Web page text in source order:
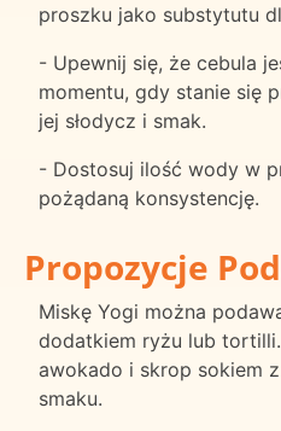
proszku jako substytutu
- Upewnij się, że cebula
momentu, gdy stanie się
jej słodycz i smak.
- Dostosuj ilość wody w
pożądaną konsystencję.
Propozycje
Miskę Yogi można
dodatkiem ryżu lub
awokado i skrop sokiem
smaku.